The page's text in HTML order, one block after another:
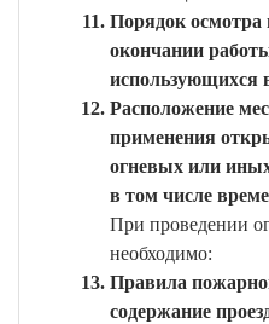
Порядок осмотра
окончании
использующихся
Расположение
применения
огневых или
в том числе
При проведении
необходимо:
Правила
содержание